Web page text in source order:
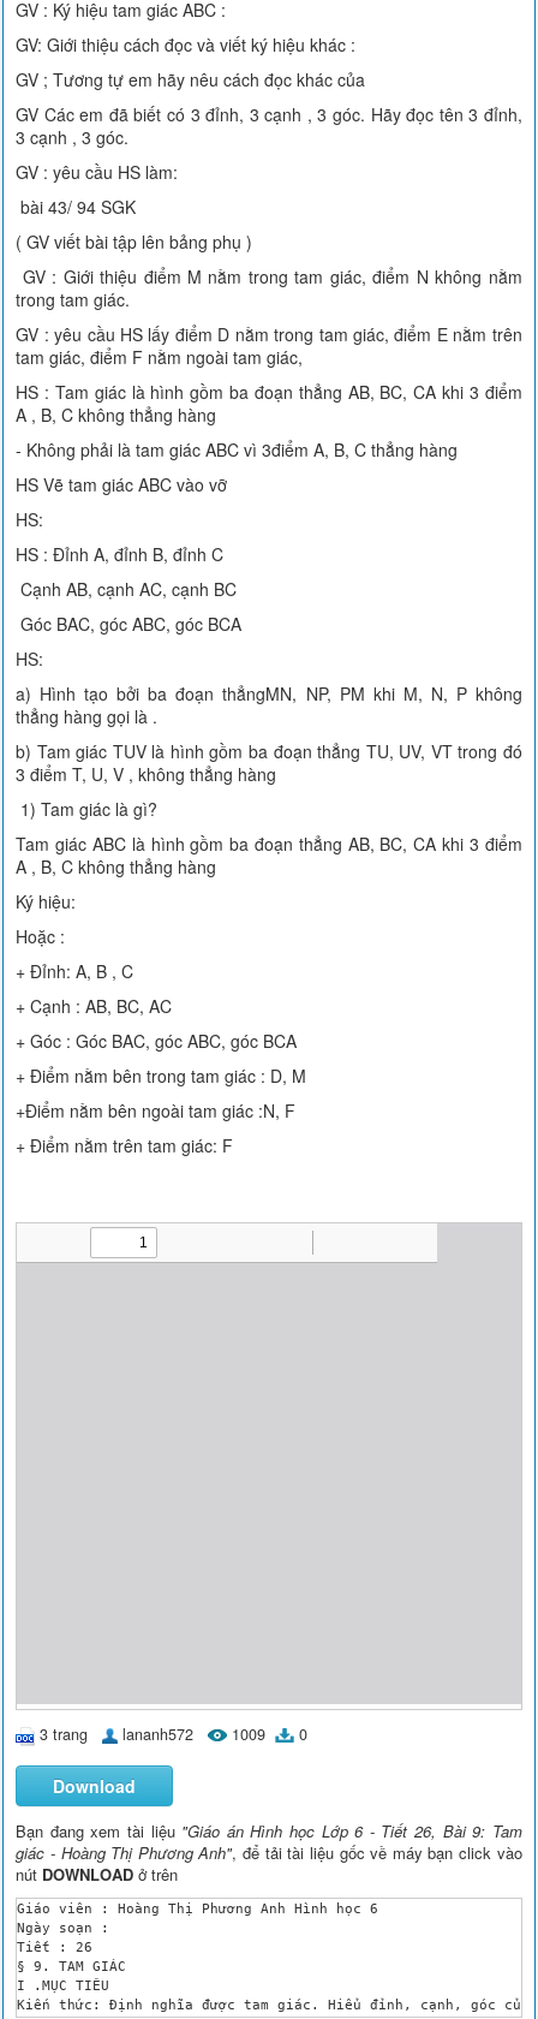
GV : Ký hiệu tam giác ABC :
GV: Giới thiệu cách đọc và viết ký hiệu khác :
GV ; Tương tự em hãy nêu cách đọc khác của
GV Các em đã biết có 3 đỉnh, 3 cạnh , 3 góc. Hãy đọc tên 3 đỉnh,
3 cạnh , 3 góc.
GV : yêu cầu HS làm:
bài 43/ 94 SGK
( GV viết bài tập lên bảng phụ )
GV : Giới thiệu điểm M nằm trong tam giác, điểm N không nằm
trong tam giác.
GV : yêu cầu HS lấy điểm D nằm trong tam giác, điểm E nằm trên
tam giác, điểm F nằm ngoài tam giác,
HS : Tam giác là hình gồm ba đoạn thẳng AB, BC, CA khi 3 điểm
A , B, C không thẳng hàng
- Không phải là tam giác ABC vì 3điểm A, B, C thẳng hàng
HS Vẽ tam giác ABC vào vỡ
HS:
HS : Đỉnh A, đỉnh B, đỉnh C
Cạnh AB, cạnh AC, cạnh BC
Góc BAC, góc ABC, góc BCA
HS:
a) Hình tạo bởi ba đoạn thẳngMN, NP, PM khi M, N, P không
thẳng hàng gọi là .
b) Tam giác TUV là hình gồm ba đoạn thẳng TU, UV, VT trong đó
3 điểm T, U, V , không thẳng hàng
1) Tam giác là gì?
Tam giác ABC là hình gồm ba đoạn thẳng AB, BC, CA khi 3 điểm
A , B, C không thẳng hàng
Ký hiệu:
Hoặc :
+ Đỉnh: A, B , C
+ Cạnh : AB, BC, AC
+ Góc : Góc BAC, góc ABC, góc BCA
+ Điểm nằm bên trong tam giác : D, M
+Điểm nằm bên ngoài tam giác :N, F
+ Điểm nằm trên tam giác: F
3 trang lananh572 1009 0
Download
Bạn đang xem tài liệu "Giáo án Hình học Lớp 6 - Tiết 26, Bài 9: Tam
giác - Hoàng Thị Phương Anh", để tải tài liệu gốc về máy bạn click vào
nút DOWNLOAD ở trên
Giáo viên : Hoàng Thị Phương Anh Hình học 6
Ngày soạn :
Tiết : 26
§ 9. TAM GIÁC
I .MỤC TIÊU
Kiến thức: Định nghĩa được tam giác. Hiểu đỉnh, cạnh, góc